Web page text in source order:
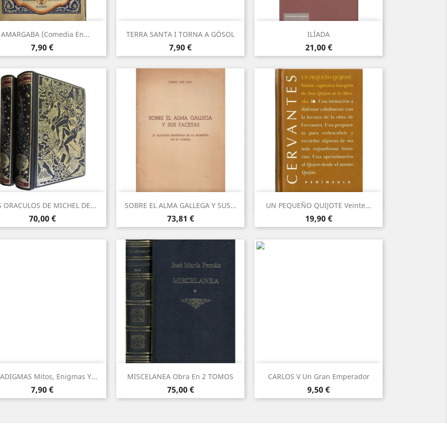
(Comedia En...
Precio
7,90 €
Vista rápida TERRA SANTA I TORNA A GÓSOL
Precio
7,90 €
Vista rápida ILÍADA
Precio
21,00 €
Vista rápida
ORACULOS DE MICHEL DE...
Precio
70,00 €
Vista rápida SOBRE EL ALMA GALLEGA Y SUS...
Precio
73,81 €
Vista rápida UN PEQUEÑO QUIJOTE Veinte...
Precio
19,90 €
Vista rápida
Mitos, Enigmas Y...
Precio
7,90 €
Vista rápida MISCELANEA Obra En 2 TOMOS
Precio
75,00 €
Vista rápida CARLOS V Un Gran Emperador
Precio
9,50 €
Vista rápida